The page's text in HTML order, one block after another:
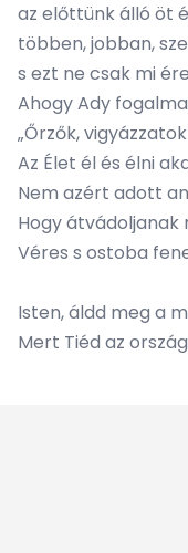
az előttünk álló öt
többen, jobban,
s ezt ne csak mi
Ahogy Ady
„Őrzők,
Az Élet él és élni
Nem azért adott
Hogy átvádoljanak
Véres s ostoba
Isten, áldd meg a
Mert Tiéd az